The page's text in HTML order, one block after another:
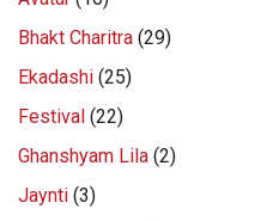
Bhakt Charitra (29)
Ekadashi (25)
Festival (22)
Ghanshyam Lila (2)
Jaynti (3)